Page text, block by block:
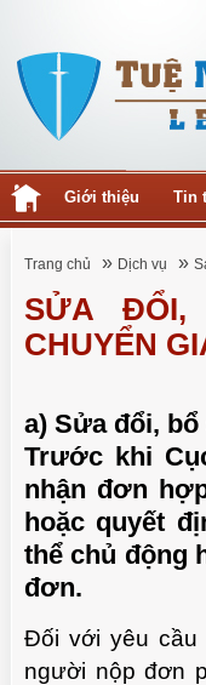
Giới thiệu Tin
Trang chủ » Dịch vụ »
SỬA ĐỔI,
CHUYỂN
a) Sửa đổi,
Trước khi
nhận đơn
hoặc quyết
thể chủ động
đơn.
Đối với yêu cầu
người nộp đơn